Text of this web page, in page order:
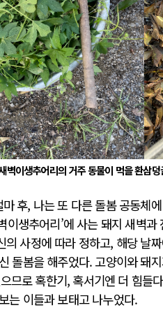
벽이생추어리의 거주 동물이 먹을 환삼
후, 나는 또 다른 돌봄 공동체
이생추어리’에 사는 돼지 새벽
의 사정에 따라 정하고, 해당 날
돌봄을 해주었다. 고양이와 돼
므로 혹한기, 혹서기엔 더 힘들
는 이들과 보태고 나누었다.